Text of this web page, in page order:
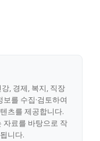
, 경제, 복지, 직장
를 수집·검토하여
츠를 제공합니다.
자료를 바탕으로 작
니다.